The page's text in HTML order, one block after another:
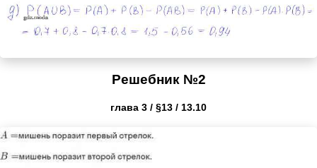
Решебник №2
глава 3 / §13 / 13.10